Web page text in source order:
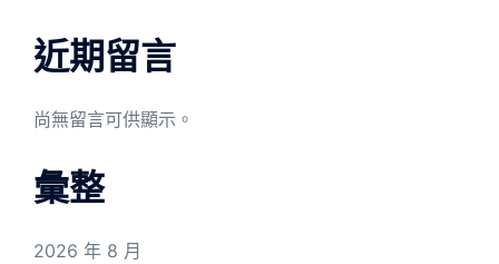
近期留言
尚無留言可供顯示。
彙整
2026 年 8 月